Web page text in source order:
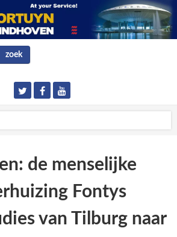
zoek
de menselijke
Fontys
van Tilburg naar